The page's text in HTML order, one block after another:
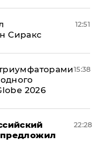
Сиракс
12:51
2026
15:38
22:28